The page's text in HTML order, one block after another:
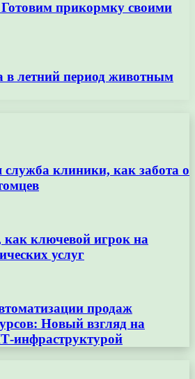
прикормку своими
в летний период животным
служба клиники, как забота о
как ключевой игрок на
услуг
продаж
Новый взгляд на
инфраструктурой